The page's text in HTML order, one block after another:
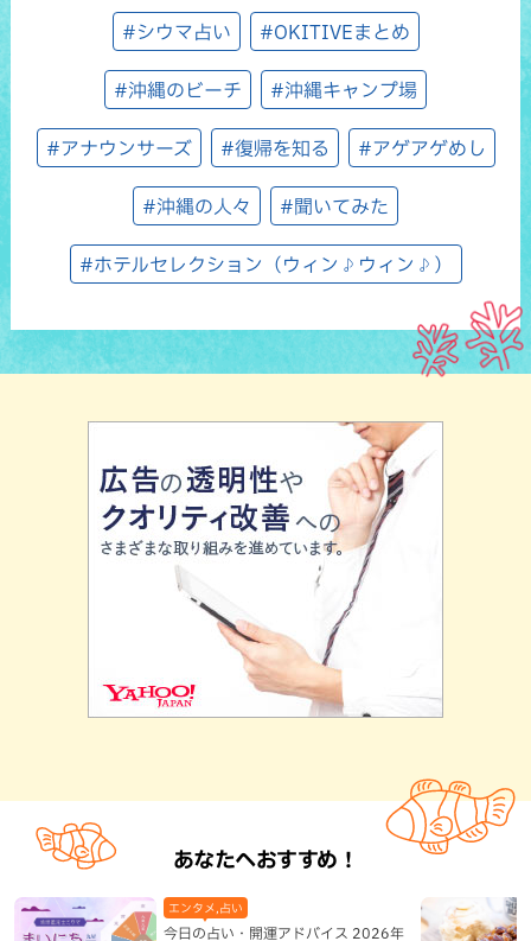
#シウマ占い #OKITIVEまとめ
#沖縄のビーチ #沖縄キャンプ場
#アナウンサーズ #復帰を知る #アゲアゲめし
#沖縄の人々 #聞いてみた
#ホテルセレクション（ウィン♪ウィン♪）
あなたへおすすめ！
今日の占い・開運アドバイス 2026年
エンタメ,占い